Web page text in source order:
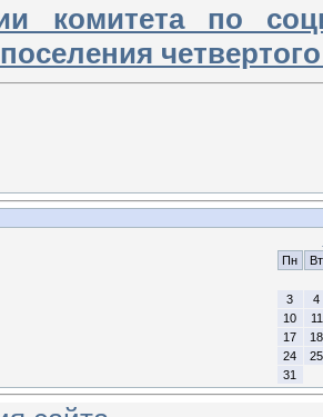
комитета по
Пн
Вт
3
4
10
11
17
18
24
25
31